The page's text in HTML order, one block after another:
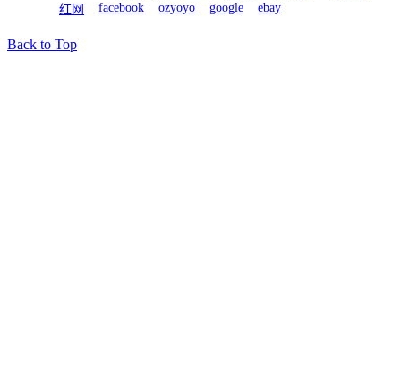
红网
facebook ozyoyo google ebay
Back to Top